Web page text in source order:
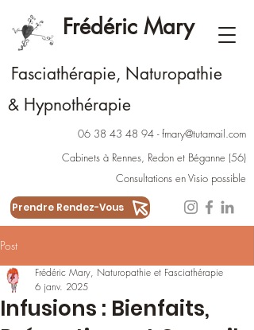
Frédéric Mary
06 38 43 48 94 -fmary@tutamail.com
Cabinets à Rennes, Redon et Béganne (56)
Consultations en Visio possible
Prendre Rendez-Vous
Fasciathérapie, Naturopathie
& Hypnothérapie
Post
Infusions : Bienfaits,
Frédéric Mary, Naturopathie et Fasciathérapie
6 janv. 2025